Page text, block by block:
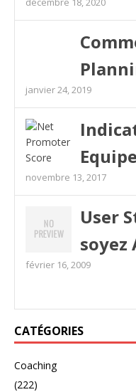
janvier 24, 2019
novembre 13, 2017
User
soyez
février 16, 2009
CATÉGORIES
Coaching
(222)